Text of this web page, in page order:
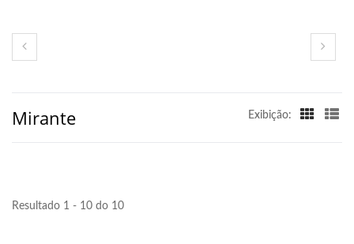
Mirante Exibição:
Resultado 1 - 10 do 10